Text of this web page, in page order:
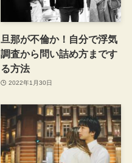
旦那が不倫か！自分で浮気
調査から問い詰め方まです
る方法
2022年1月30日